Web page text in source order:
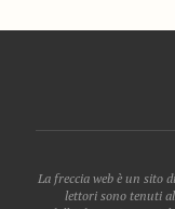
La freccia web è un sito
lettori sono tenuti